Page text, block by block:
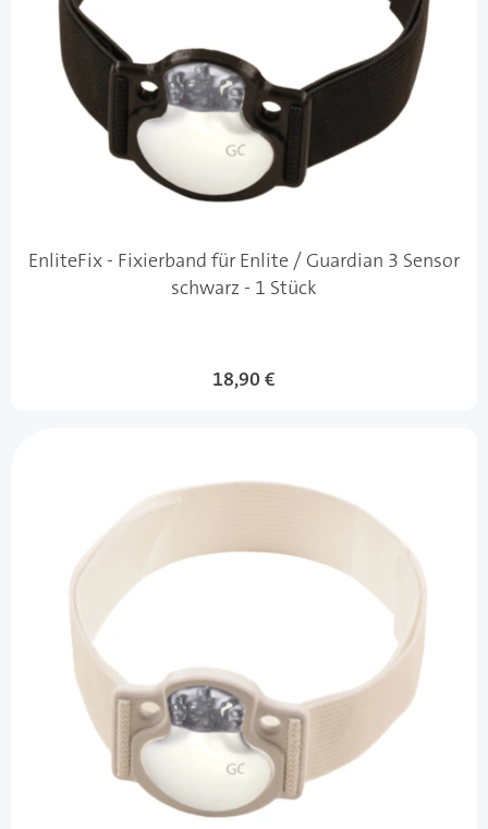
EnliteFix - Fixierband für Enlite / Guardian 3 Sensor
schwarz - 1 Stück
18,90 €